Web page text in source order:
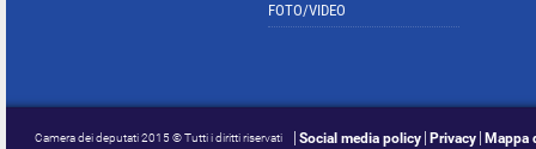
FOTO/VIDEO
Camera dei deputati 2015 © Tutti i diritti riservati Social media policy Privacy Mappa